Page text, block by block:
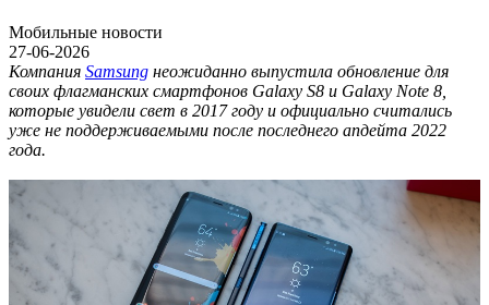
Мобильные новости
27-06-2026
Компания Samsung неожиданно выпустила обновление для
своих флагманских смартфонов Galaxy S8 и Galaxy Note 8,
которые увидели свет в 2017 году и официально считались
уже не поддерживаемыми после последнего апдейта 2022
года.